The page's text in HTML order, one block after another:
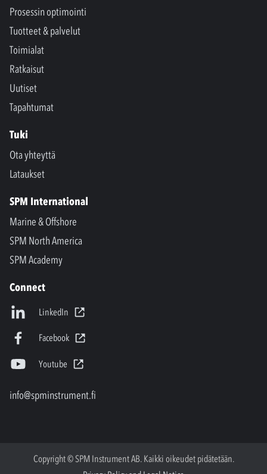
Prosessin optimointi
Tuotteet & palvelut
Toimialat
Ratkaisut
Uutiset
Tapahtumat
Tuki
Ota yhteyttä
Lataukset
SPM International
Marine & Offshore
SPM North America
SPM Academy
Connect
LinkedIn
Facebook
Youtube
info@spminstrument.fi
Copyright © SPM Instrument AB. Kaikki oikeudet pidätetään.